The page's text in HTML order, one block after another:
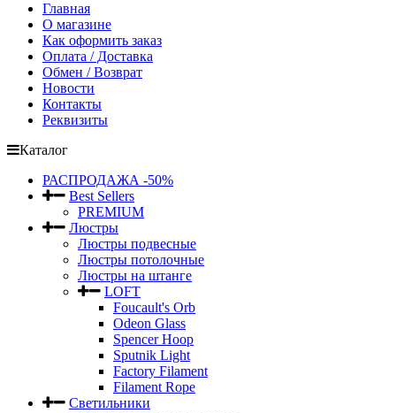
Главная
О магазине
Как оформить заказ
Оплата / Доставка
Обмен / Возврат
Новости
Контакты
Реквизиты
Каталог
РАСПРОДАЖА -50%
Best Sellers
PREMIUM
Люстры
Люстры подвесные
Люстры потолочные
Люстры на штанге
LOFT
Foucault's Orb
Odeon Glass
Spencer Hoop
Sputnik Light
Factory Filament
Filament Rope
Светильники